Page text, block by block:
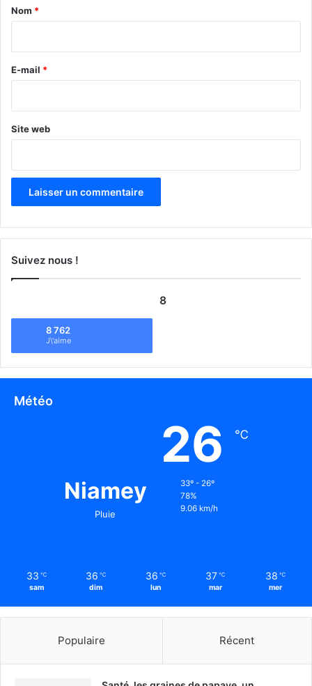
a
e
Nom *
E-mail *
Site web
Suivez nous !
8
8 762
J\'aime
Météo
Niamey
Pluie
26 ℃
33º - 26º
78%
9.06 km/h
33 ℃
sam
36 ℃
dim
36 ℃
lun
37 ℃
mar
38 ℃
mer
Populaire Récent